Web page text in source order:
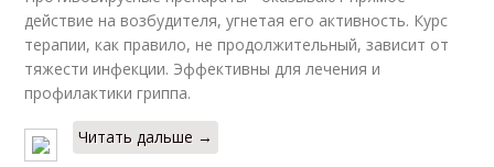
действие на возбудителя, угнетая его активность. Курс
терапии, как правило, не продолжительный, зависит от
тяжести инфекции. Эффективны для лечения и
профилактики гриппа.
Читать дальше →